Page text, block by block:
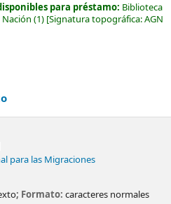
para préstamo: Biblioteca
(1) Signatura topográfica:AGN
para las Migraciones
; Formato: caracteres normales